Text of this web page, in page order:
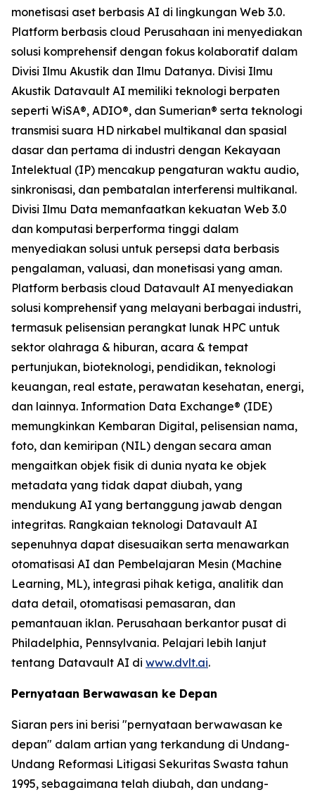
monetisasi aset berbasis AI di lingkungan Web 3.0.
Platform berbasis cloud Perusahaan ini menyediakan
solusi komprehensif dengan fokus kolaboratif dalam
Divisi Ilmu Akustik dan Ilmu Datanya. Divisi Ilmu
Akustik Datavault AI memiliki teknologi berpaten
seperti WiSA®, ADIO®, dan Sumerian® serta teknologi
transmisi suara HD nirkabel multikanal dan spasial
dasar dan pertama di industri dengan Kekayaan
Intelektual (IP) mencakup pengaturan waktu audio,
sinkronisasi, dan pembatalan interferensi multikanal.
Divisi Ilmu Data memanfaatkan kekuatan Web 3.0
dan komputasi berperforma tinggi dalam
menyediakan solusi untuk persepsi data berbasis
pengalaman, valuasi, dan monetisasi yang aman.
Platform berbasis cloud Datavault AI menyediakan
solusi komprehensif yang melayani berbagai industri,
termasuk pelisensian perangkat lunak HPC untuk
sektor olahraga & hiburan, acara & tempat
pertunjukan, bioteknologi, pendidikan, teknologi
keuangan, real estate, perawatan kesehatan, energi,
dan lainnya. Information Data Exchange® (IDE)
memungkinkan Kembaran Digital, pelisensian nama,
foto, dan kemiripan (NIL) dengan secara aman
mengaitkan objek fisik di dunia nyata ke objek
metadata yang tidak dapat diubah, yang
mendukung AI yang bertanggung jawab dengan
integritas. Rangkaian teknologi Datavault AI
sepenuhnya dapat disesuaikan serta menawarkan
otomatisasi AI dan Pembelajaran Mesin (Machine
Learning, ML), integrasi pihak ketiga, analitik dan
data detail, otomatisasi pemasaran, dan
pemantauan iklan. Perusahaan berkantor pusat di
Philadelphia, Pennsylvania. Pelajari lebih lanjut
tentang Datavault AI di www.dvlt.ai.
Pernyataan Berwawasan ke Depan
Siaran pers ini berisi "pernyataan berwawasan ke
depan" dalam artian yang terkandung di Undang-
Undang Reformasi Litigasi Sekuritas Swasta tahun
1995, sebagaimana telah diubah, dan undang-